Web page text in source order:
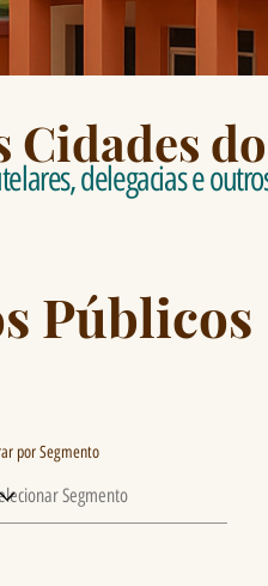
Cidades
delegacias e
Públicos
por Segmento